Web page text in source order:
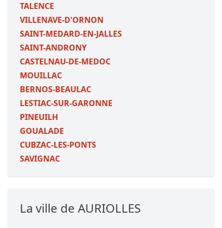
TALENCE
VILLENAVE-D'ORNON
SAINT-MEDARD-EN-JALLES
SAINT-ANDRONY
CASTELNAU-DE-MEDOC
MOUILLAC
BERNOS-BEAULAC
LESTIAC-SUR-GARONNE
PINEUILH
GOUALADE
CUBZAC-LES-PONTS
SAVIGNAC
La ville de AURIOLLES